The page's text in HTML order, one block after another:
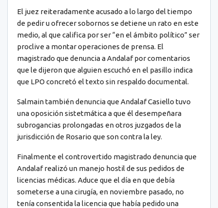
El juez reiteradamente acusado a lo largo del tiempo
de pedir u ofrecer sobornos se detiene un rato en este
medio, al que califica por ser “en el ámbito político” ser
proclive a montar operaciones de prensa. El
magistrado que denuncia a Andalaf por comentarios
que le dijeron que alguien escuchó en el pasillo indica
que LPO concretó el texto sin respaldo documental.
Salmain también denuncia que Andalaf Casiello tuvo
una oposición sistetmática a que él desempeñara
subrogancias prolongadas en otros juzgados de la
jurisdicción de Rosario que son contra la ley.
Finalmente el controvertido magistrado denuncia que
Andalaf realizó un manejo hostil de sus pedidos de
licencias médicas. Aduce que el día en que debía
someterse a una cirugía, en noviembre pasado, no
tenía consentida la licencia que había pedido una